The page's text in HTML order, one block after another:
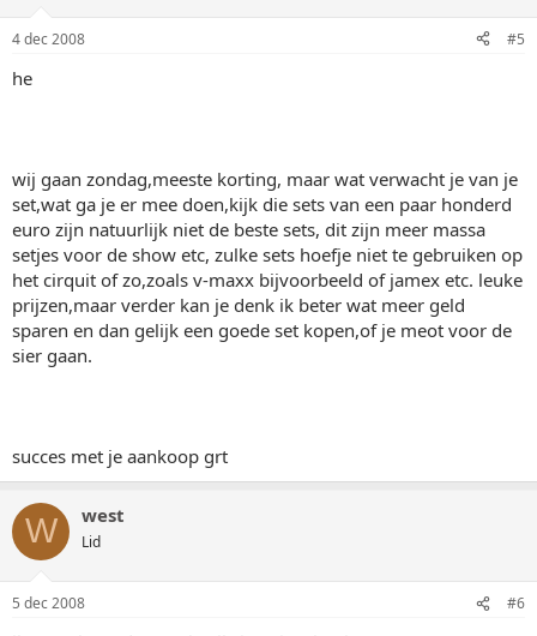
4 dec 2008 #5
he
wij gaan zondag,meeste korting, maar wat verwacht je van je
set,wat ga je er mee doen,kijk die sets van een paar honderd
euro zijn natuurlijk niet de beste sets, dit zijn meer massa
setjes voor de show etc, zulke sets hoefje niet te gebruiken op
het cirquit of zo,zoals v-maxx bijvoorbeeld of jamex etc. leuke
prijzen,maar verder kan je denk ik beter wat meer geld
sparen en dan gelijk een goede set kopen,of je meot voor de
sier gaan.
succes met je aankoop grt
W west
Lid
5 dec 2008 #6